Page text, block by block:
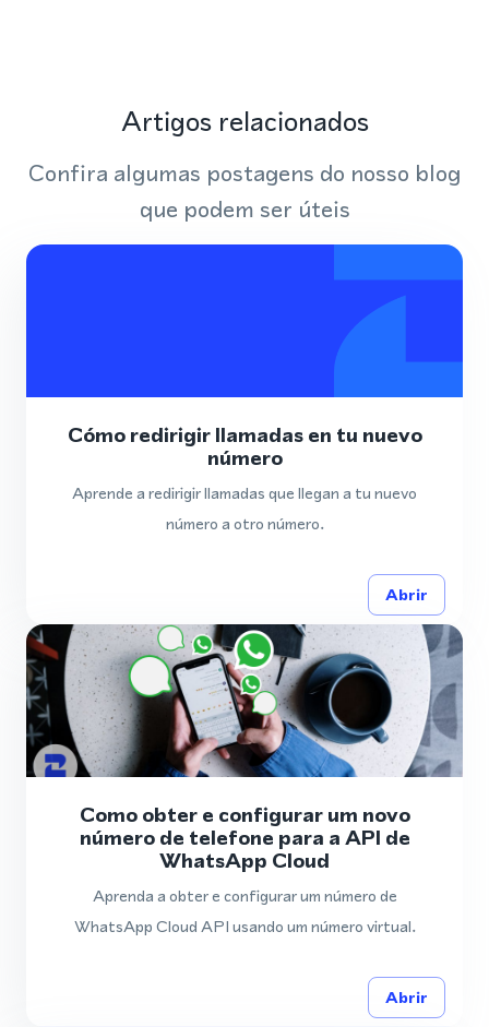
Artigos relacionados
Confira algumas postagens do nosso blog
que podem ser úteis
Cómo redirigir llamadas en tu nuevo
número
Aprende a redirigir llamadas que llegan a tu nuevo
número a otro número.
Abrir
Como obter e configurar um novo
número de telefone para a API de
WhatsApp Cloud
Aprenda a obter e configurar um número de
WhatsApp Cloud API usando um número virtual.
Abrir